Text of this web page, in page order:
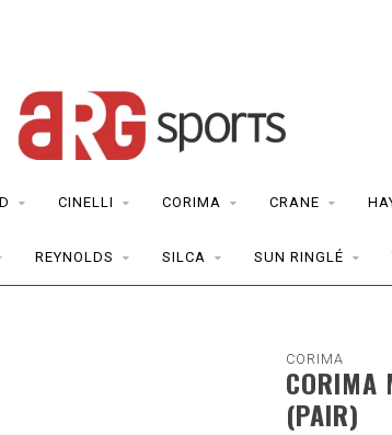
CINELLI CORIMA CRANE
REYNOLDS SILCA SUN RINGLÉ
CORIMA
CORIMA
(PAIR)